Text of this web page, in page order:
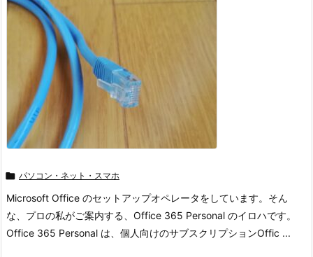
 パソコン・ネット・スマホ
Microsoft Office のセットアップオペレータをしています。そん
な、プロの私がご案内する、Office 365 Personal のイロハです。
Office 365 Personal は、個人向けのサブスクリプションOffic ...